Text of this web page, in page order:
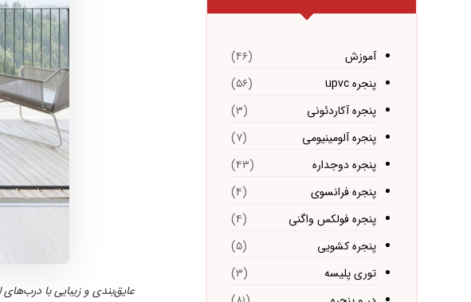
عایق‌بندی و زیبایی با درب‌های
آموزش (۴۶)
پنجره upvc
(۵۶)
پنجره آکاردئونی
(۳)
پنجره آلومینیومی
(۷)
پنجره دوجداره
(۴۳)
پنجره فرانسوی
(۴)
پنجره فولکس واگنی
(۴)
پنجره کشویی
(۵)
توری پلیسه
(۳)